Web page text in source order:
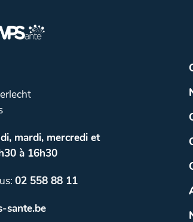
mardi, mercredi et
à 16h30
02 558 88 11
sante.be